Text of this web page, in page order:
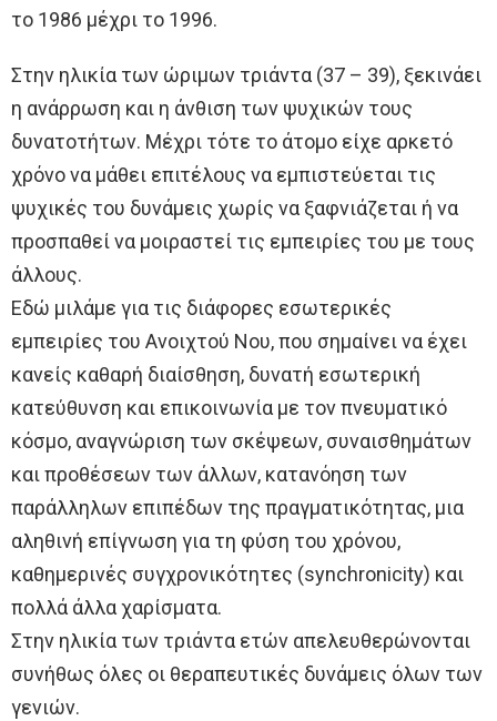
το 1986 μέχρι το 1996.
Στην ηλικία των ώριμων τριάντα (37 – 39), ξεκινάει
η ανάρρωση και η άνθιση των ψυχικών τους
δυνατοτήτων. Μέχρι τότε το άτομο είχε αρκετό
χρόνο να μάθει επιτέλους να εμπιστεύεται τις
ψυχικές του δυνάμεις χωρίς να ξαφνιάζεται ή να
προσπαθεί να μοιραστεί τις εμπειρίες του με τους
άλλους.
Εδώ μιλάμε για τις διάφορες εσωτερικές
εμπειρίες του Ανοιχτού Νου, πoυ σημαίνει να έχει
κανείς καθαρή διαίσθηση, δυνατή εσωτερική
κατεύθυνση και επικοινωνία με τον πνευματικό
κόσμο, αναγνώριση των σκέψεων, συναισθημάτων
και προθέσεων των άλλων, κατανόηση των
παράλληλων επιπέδων της πραγματικότητας, μια
αληθινή επίγνωση για τη φύση του χρόνου,
καθημερινές συγχρονικότητες (synchronicity) και
πολλά άλλα χαρίσματα.
Στην ηλικία των τριάντα ετών απελευθερώνονται
συνήθως όλες οι θεραπευτικές δυνάμεις όλων των
γενιών.